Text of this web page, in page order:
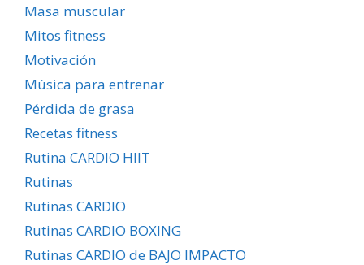
Masa muscular
Mitos fitness
Motivación
Música para entrenar
Pérdida de grasa
Recetas fitness
Rutina CARDIO HIIT
Rutinas
Rutinas CARDIO
Rutinas CARDIO BOXING
Rutinas CARDIO de BAJO IMPACTO